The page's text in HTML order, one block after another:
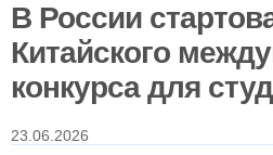
В России
Китайского
конкурса для
23.06.2026